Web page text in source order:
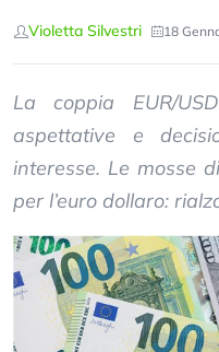
Violetta Silvestri 18
La coppia EUR/
aspettative e
interesse. Le mosse
per l’euro dollaro: